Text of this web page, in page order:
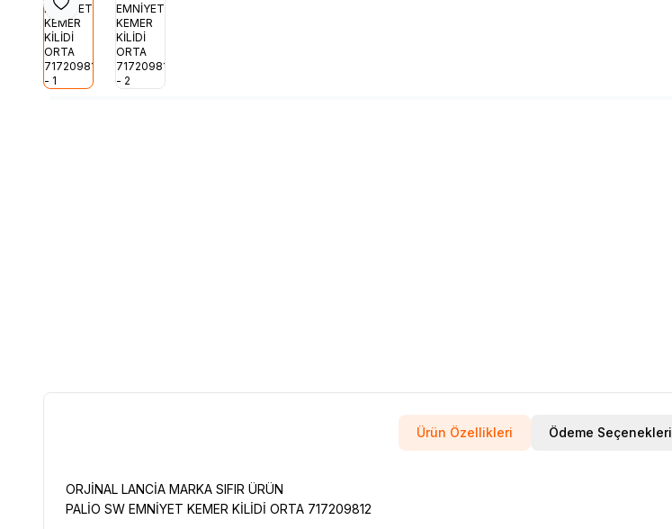
Favoriye Ekle
Ürün Özellikleri Ödeme Seçenekleri
ORJİNAL LANCİA MARKA SIFIR ÜRÜN
PALİO SW EMNİYET KEMER KİLİDİ ORTA 717209812